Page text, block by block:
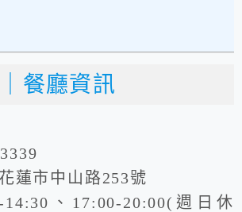
餐廳資訊
蓮市中山路253號
14:30、17:00-20:00(週日休